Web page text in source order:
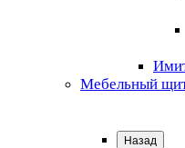
Мебельный
Назад